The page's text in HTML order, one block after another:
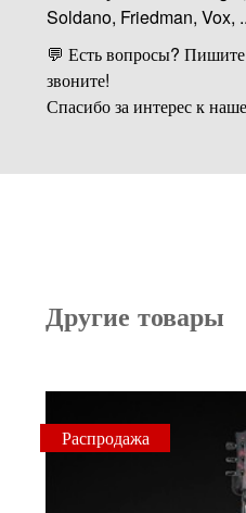
Soldano, Friedman, Vox,
💬 Есть вопросы?
звоните!
Спасибо за интерес к
Другие товары
Распродажа